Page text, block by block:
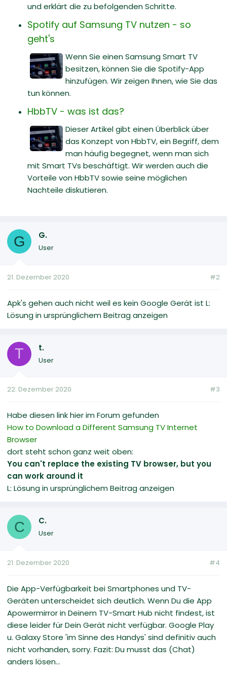
und erklärt die zu befolgenden Schritte.
Spotify auf Samsung TV nutzen - so
geht's
Wenn Sie einen Samsung Smart TV
besitzen, können Sie die Spotify-App
hinzufügen. Wir zeigen Ihnen, wie Sie das
tun können.
HbbTV - was ist das?
Dieser Artikel gibt einen Überblick über
das Konzept von HbbTV, ein Begriff, dem
man häufig begegnet, wenn man sich
mit Smart TVs beschäftigt. Wir werden auch die
Vorteile von HbbTV sowie seine möglichen
Nachteile diskutieren.
G G.
User
21. Dezember 2020 #2
Apk's gehen auch nicht weil es kein Google Gerät ist L:
Lösung in ursprünglichem Beitrag anzeigen
T t.
User
22. Dezember 2020 #3
Habe diesen link hier im Forum gefunden
How to Download a Different Samsung TV Internet
Browser
dort steht schon ganz weit oben:
You can't replace the existing TV browser, but you
can work around it
L: Lösung in ursprünglichem Beitrag anzeigen
C C.
User
21. Dezember 2020 #4
Die App-Verfügbarkeit bei Smartphones und TV-
Geräten unterscheidet sich deutlich. Wenn Du die App
Apowermirror in Deinem TV-Smart Hub nicht findest, ist
diese leider für Dein Gerät nicht verfügbar. Google Play
u. Galaxy Store 'im Sinne des Handys' sind definitiv auch
nicht vorhanden, sorry. Fazit: Du musst das (Chat)
anders lösen...